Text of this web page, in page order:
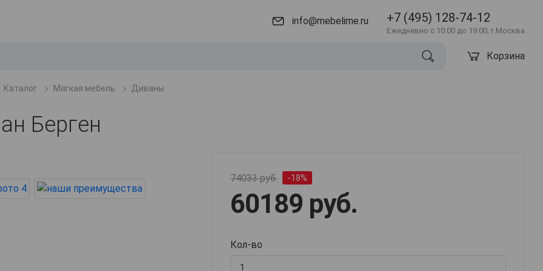
info@mebelime.ru +7 (495) 128-74-12
Ежедневно с 10:00 до 19:00, г.Москва
Корзина
Каталог Мягкая мебель Диваны
Берген
74033 руб. -18%
60189 руб.
Кол-во